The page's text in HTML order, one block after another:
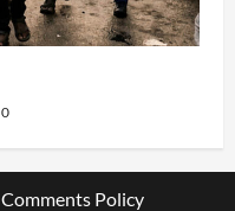
0
Comments Policy